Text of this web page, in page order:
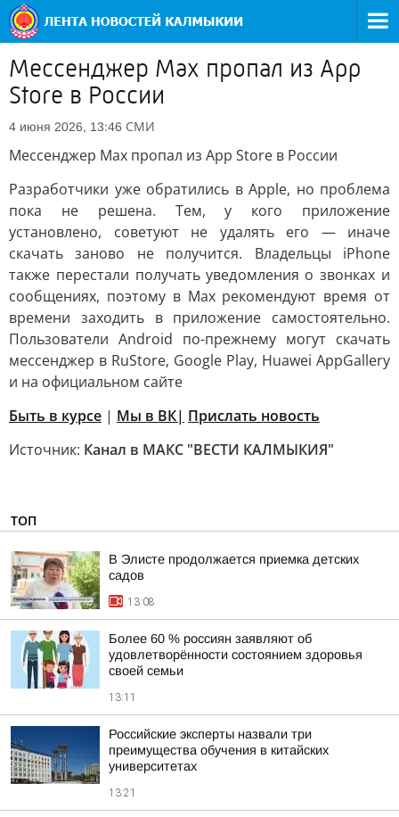
Мессенджер Max пропал из App
Store в России
4 июня 2026, 13:46 СМИ
Мессенджер Max пропал из App Store в России
Разработчики уже обратились в Apple, но проблема
пока не решена. Тем, у кого приложение
установлено, советуют не удалять его — иначе
скачать заново не получится. Владельцы iPhone
также перестали получать уведомления о звонках и
сообщениях, поэтому в Max рекомендуют время от
времени заходить в приложение самостоятельно.
Пользователи Android по-прежнему могут скачать
мессенджер в RuStore, Google Play, Huawei AppGallery
и на официальном сайте
Быть в курсе | Мы в ВК| Прислать новость
Источник: Канал в МАКС "ВЕСТИ КАЛМЫКИЯ"
ТОП
В Элисте продолжается приемка детских
садов
13:08
Более 60 % россиян заявляют об
удовлетворённости состоянием здоровья
своей семьи
13:11
Российские эксперты назвали три
преимущества обучения в китайских
университетах
13:21